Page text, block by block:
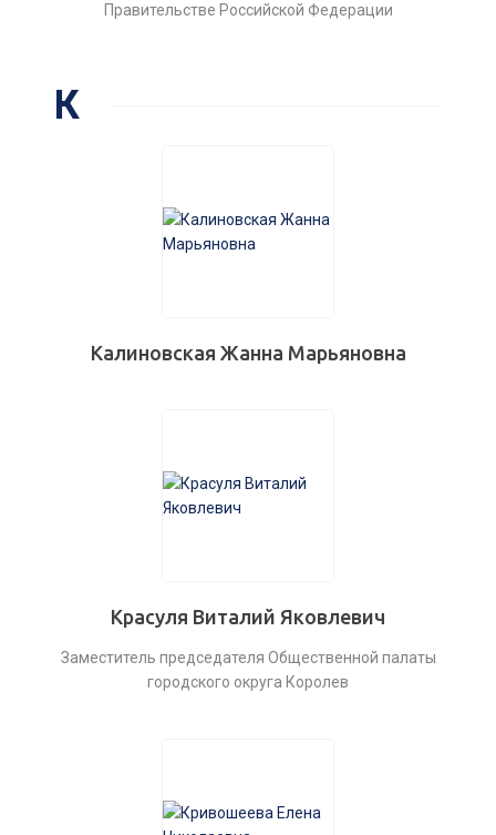
Правительстве Российской Федерации
К
Калиновская Жанна Марьяновна
Красуля Виталий Яковлевич
Заместитель председателя Общественной палаты
городского округа Королев